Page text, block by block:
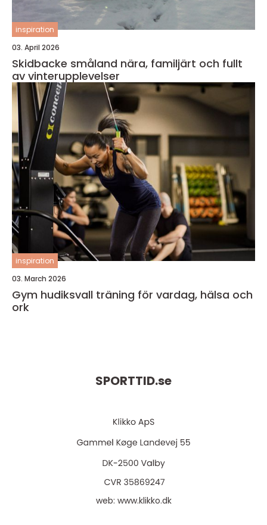
inspiration
03. April 2026
Skidbacke småland nära, familjärt och fullt
av vinterupplevelser
inspiration
03. March 2026
Gym hudiksvall träning för vardag, hälsa och
ork
SPORTTID.se
web: www.klikko.dk